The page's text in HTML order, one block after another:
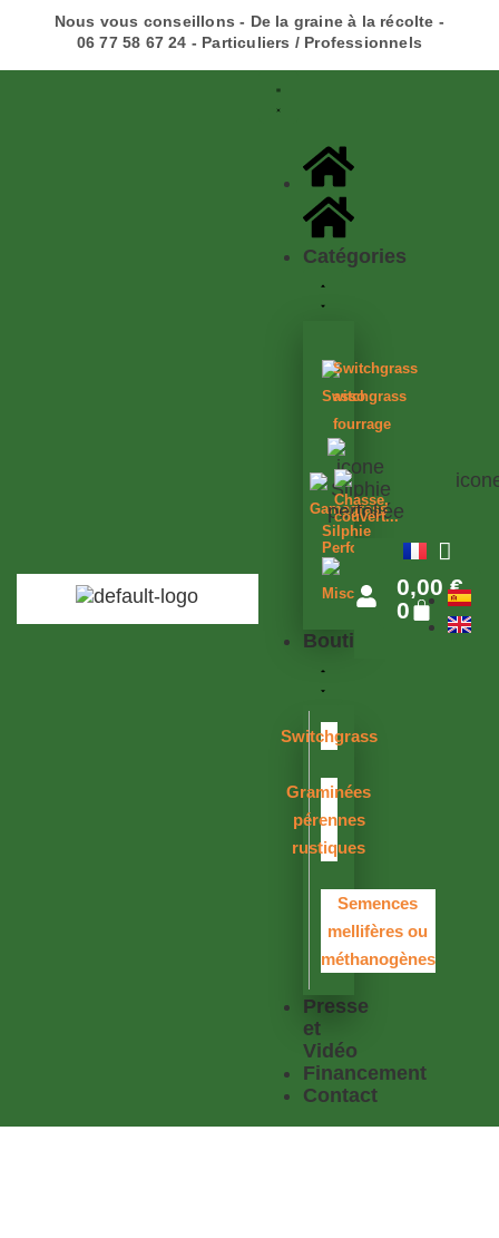
Nous vous conseillons - De la graine à la récolte -
06 77 58 67 24 - Particuliers / Professionnels
Catégories
Switchgrass
Switchgrass
asso
fourrage
Gamagrass
Silphie
Perfoliée
Chasse,
couvert...
Miscanthus
Boutique
Switchgrass
Graminées
pérennes
rustiques
Semences
mellifères ou
méthanogènes
Presse
et
Vidéo
Financement
Contact
0,00€
0